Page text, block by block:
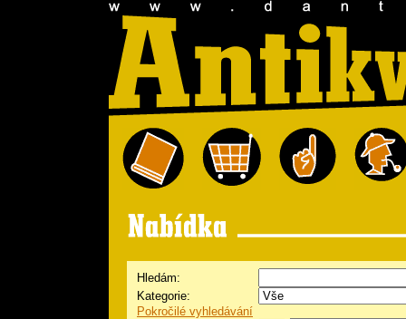
Hledám:
Kategorie:
Pokročilé vyhledávání